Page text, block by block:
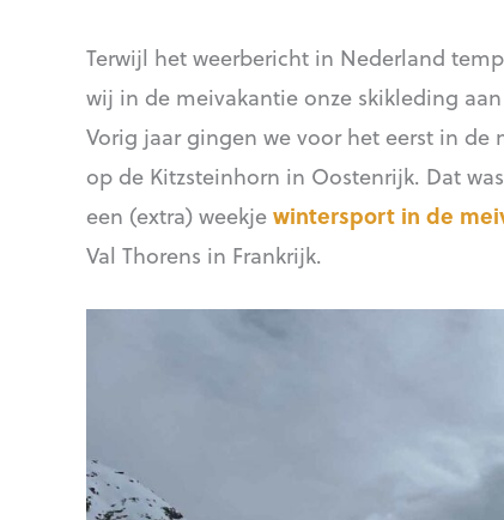
Terwijl het weerbericht in Nederland
wij in de meivakantie onze skikleding
Vorig jaar gingen we voor het eerst in
op de Kitzsteinhorn in Oostenrijk. Dat
een (extra) weekjewintersport in de
Val Thorens in Frankrijk.